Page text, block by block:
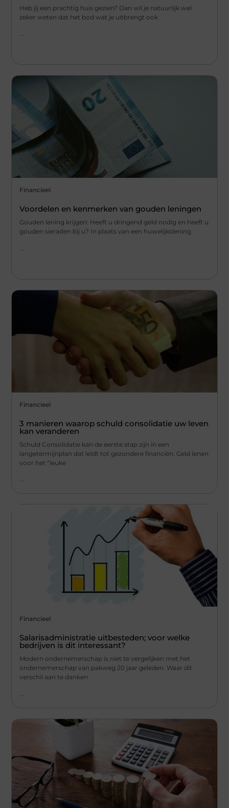
Heb jij een prachtig huis gezien? Dan wil je natuurlijk wel
zeker weten dat het bod wat je uitbrengt ook
...
Financieel
Voordelen en kenmerken van gouden leningen
Gouden lening krijgen: Heeft u dringend geld nodig en heeft u
gouden sieraden bij u? In plaats van een huwelijkslening
Financieel
3 manieren waarop schuld consolidatie uw leven
kan veranderen
Schuld Consolidatie kan de eerste stap zijn in een
langetermijnplan dat leidt tot gezondere financiën. Geld lenen
voor het “leuke
...
Financieel
Salarisadministratie uitbesteden; voor welke
bedrijven is dit interessant?
Modern ondernemerschap is niet te vergelijken met het
ondernemerschap van pakweg 20 jaar geleden. Waar dit
verschil aan te danken